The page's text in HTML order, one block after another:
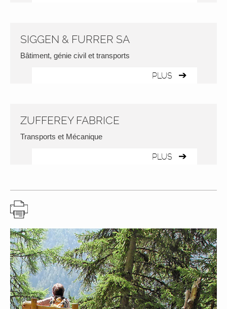
SIGGEN & FURRER SA
Bâtiment, génie civil et transports
PLUS
ZUFFEREY FABRICE
Transports et Mécanique
PLUS